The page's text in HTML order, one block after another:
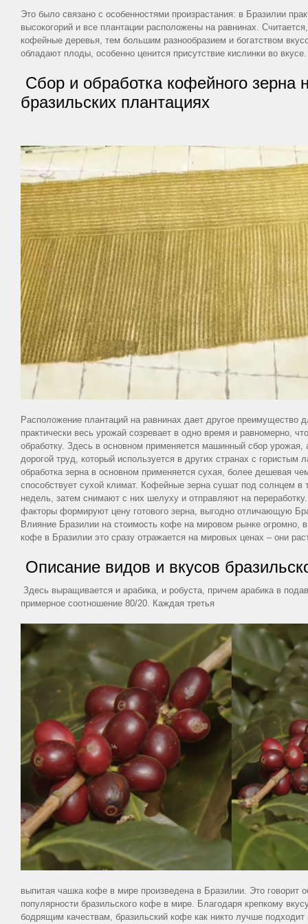
зернах
Кофе
для
френч
капсулах
Nespresso
РУБРИКИ
Статьи
о
чае
Статьи
о
кофе
Статьи
кофемашинах
Справочная
информация
Статьи
о
воде
Карта
Это было связано с особенностями произрастания: в Бразилии
высокогорий и все плантации расположены на равнинах.
кофейные деревья, тем большим разнообразием и богатством
обладают плоды, особенно ценится присутствие кислинки во
Сбор и обработка кофейного зерна
бразильских плантациях
Расположение плантаций на равнинах дает другое преимущество
практически весь урожай созревает в одно время и равномерно,
обработку. Здесь в основном применяется машинный сбор урожая,
дорогой труд, который используется в других странах с
обработка зерна в основном применяется сухая, более дешевая
способствует сухой климат. Кофейные зерна сушат под солнцем в
недель, затем снимают с них шелуху и отправляют на
факторы формируют цену готового зерна, выгодно отличающую
Влияние Бразилии на стоимость кофе на мировом рынке огромно,
кофе в Бразилии это сразу отражается на мировых ценах – они
Описание видов и вкусов
Здесь выращивается и арабика, и робуста, причем арабика в
примерное соотношение 80/20. Каждая третья
выпитая чашка кофе в мире произведена в Бразилии. Это говорит
популярности бразильского кофе в мире. Благодаря крепкому
бодрящим качествам, бразильский кофе как никто лучше подходит